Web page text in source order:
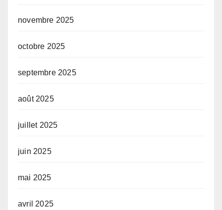
novembre 2025
octobre 2025
septembre 2025
août 2025
juillet 2025
juin 2025
mai 2025
avril 2025